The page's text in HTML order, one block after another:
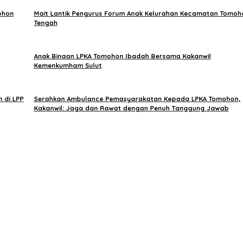
Mait Lantik Pengurus Forum Anak Kelurahan Kecamatan
Tengah
Anak Binaan LPKA Tomohon Ibadah Bersama Kakanwil
Kemenkumham Sulut
di LPP
Serahkan Ambulance Pemasyarakatan Kepada LPKA Tomohon,
Kakanwil: Jaga dan Rawat dengan Penuh Tanggung Jawab